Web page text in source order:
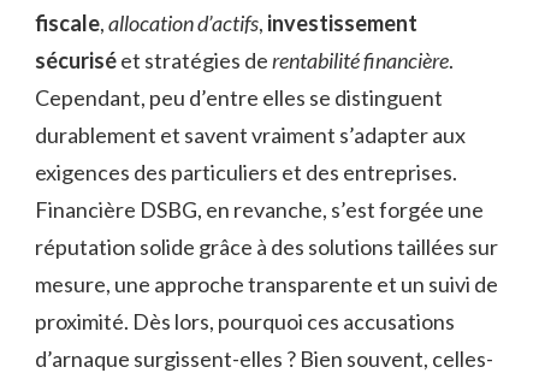
fiscale,allocation d’actifs, investissement
sécuriséet stratégies derentabilité financière.
Cependant, peu d’entre elles se distinguent
durablement et savent vraiment s’adapter aux
exigences des particuliers et des entreprises.
Financière DSBG, en revanche, s’est forgée une
réputation solide grâce à des solutions taillées sur
mesure, une approche transparente et un suivi de
proximité. Dès lors, pourquoi ces accusations
d’arnaque surgissent-elles ? Bien souvent, celles-